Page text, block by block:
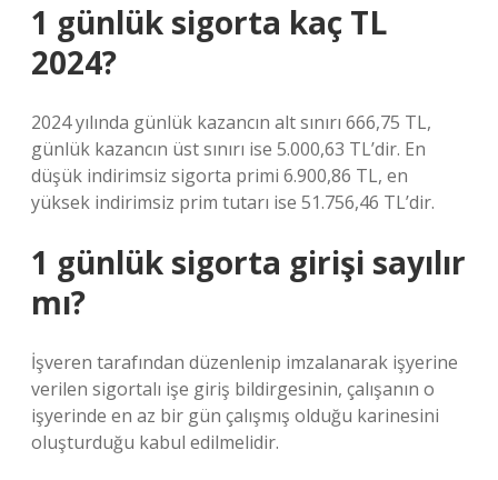
1 günlük sigorta kaç TL
2024?
2024 yılında günlük kazancın alt sınırı 666,75 TL,
günlük kazancın üst sınırı ise 5.000,63 TL’dir. En
düşük indirimsiz sigorta primi 6.900,86 TL, en
yüksek indirimsiz prim tutarı ise 51.756,46 TL’dir.
1 günlük sigorta girişi sayılır
mı?
İşveren tarafından düzenlenip imzalanarak işyerine
verilen sigortalı işe giriş bildirgesinin, çalışanın o
işyerinde en az bir gün çalışmış olduğu karinesini
oluşturduğu kabul edilmelidir.